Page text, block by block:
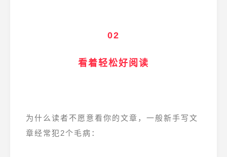
02
看着轻松好阅读
为什么读者不愿意看你的文章，一般新手写文
章经常犯2个毛病：